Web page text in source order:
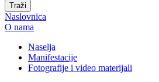
Traži
Naslovnica
O nama
Naselja
Manifestacije
Fotografije i video materijali